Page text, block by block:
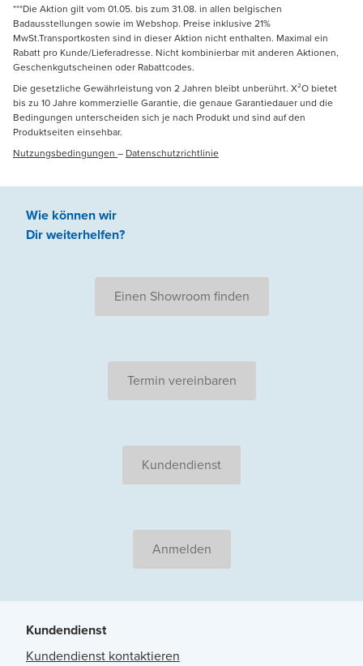
***Die Aktion gilt vom 01.05. bis zum 31.08. in allen belgischen
Badausstellungen sowie im Webshop. Preise inklusive 21%
MwSt.Transportkosten sind in dieser Aktion nicht enthalten. Maximal ein
Rabatt pro Kunde/Lieferadresse. Nicht kombinierbar mit anderen Aktionen,
Geschenkgutscheinen oder Rabattcodes.
Die gesetzliche Gewährleistung von 2 Jahren bleibt unberührt. X²O bietet
bis zu 10 Jahre kommerzielle Garantie, die genaue Garantiedauer und die
Bedingungen unterscheiden sich je nach Produkt und sind auf den
Produktseiten einsehbar.
Nutzungsbedingungen – Datenschutzrichtlinie
Wie können wir
Dir weiterhelfen?
Einen Showroom finden
Termin vereinbaren
Kundendienst
Anmelden
Kundendienst
Kundendienst kontaktieren